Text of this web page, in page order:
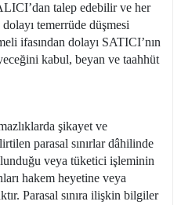
talep edebilir ve her
temerrüde düşmesi
ifasından dolayı SATICI’nın
kabul, beyan ve taahhüt
şikayet ve
parasal sınırlar dâhilinde
veya tüketici işleminin
hakem heyetine veya
Parasal sınıra ilişkin bilgiler